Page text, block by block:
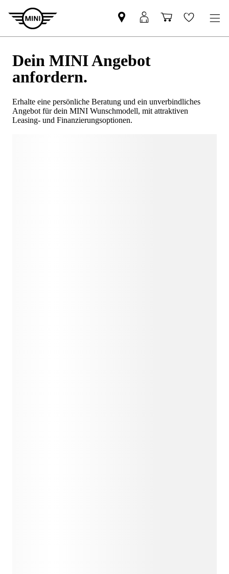
Dein MINI Angebot
anfordern.
Erhalte eine persönliche Beratung und ein unverbindliches
Angebot für dein MINI Wunschmodell, mit attraktiven
Leasing- und Finanzierungsoptionen.